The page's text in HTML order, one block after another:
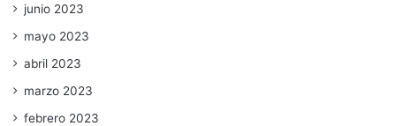
junio 2023
mayo 2023
abril 2023
marzo 2023
febrero 2023